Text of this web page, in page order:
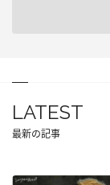
LATEST
最新の記事